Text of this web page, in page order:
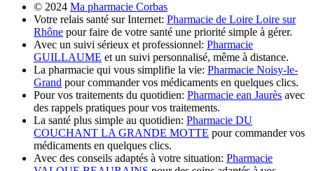
© 2024 Ma pharmacie Corbas
Votre relais santé sur Internet: Pharmacie de Loire Loire sur
Rhône pour faire de votre santé une priorité simple à gérer.
Avec un suivi sérieux et professionnel: Pharmacie
GUILLAUME et un suivi personnalisé, même à distance.
La pharmacie qui vous simplifie la vie: Pharmacie Noisy-le-
Grand pour commander vos médicaments en quelques clics.
Pour vos traitements du quotidien: Pharmacie ean Jaurès avec
des rappels pratiques pour vos traitements.
La santé plus simple au quotidien: Pharmacie DU
COUCHANT LA GRANDE MOTTE pour commander vos
médicaments en quelques clics.
Avec des conseils adaptés à votre situation: Pharmacie